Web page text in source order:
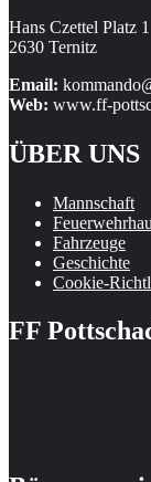
Hans Czettel Platz 1
2630 Ternitz
Email:
Web: www.ff-
ÜBER UNS
Mannschaft
Fahrzeuge
Geschichte
Cookie-
FF